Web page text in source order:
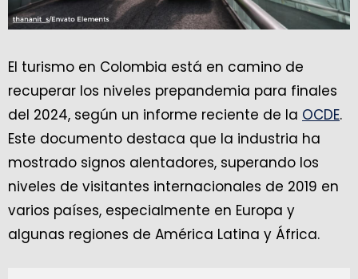
El turismo en Colombia está en camino de
recuperar los niveles prepandemia para finales
del 2024, según un informe reciente de la OCDE.
Este documento destaca que la industria ha
mostrado signos alentadores, superando los
niveles de visitantes internacionales de 2019 en
varios países, especialmente en Europa y
algunas regiones de América Latina y África.